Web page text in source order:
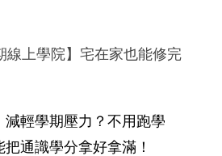
線上學院】宅在家也能修完
減輕學期壓力？不用跑學
通識學分拿好拿滿！